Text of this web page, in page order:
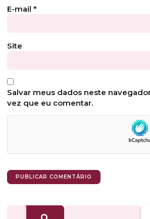
E-mail *
Site
Salvar meus dados neste
vez que eu comentar.